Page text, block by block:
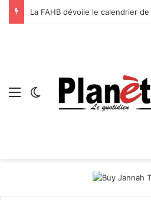
La FAHB dévoile le calendrier
Menu Switch skin